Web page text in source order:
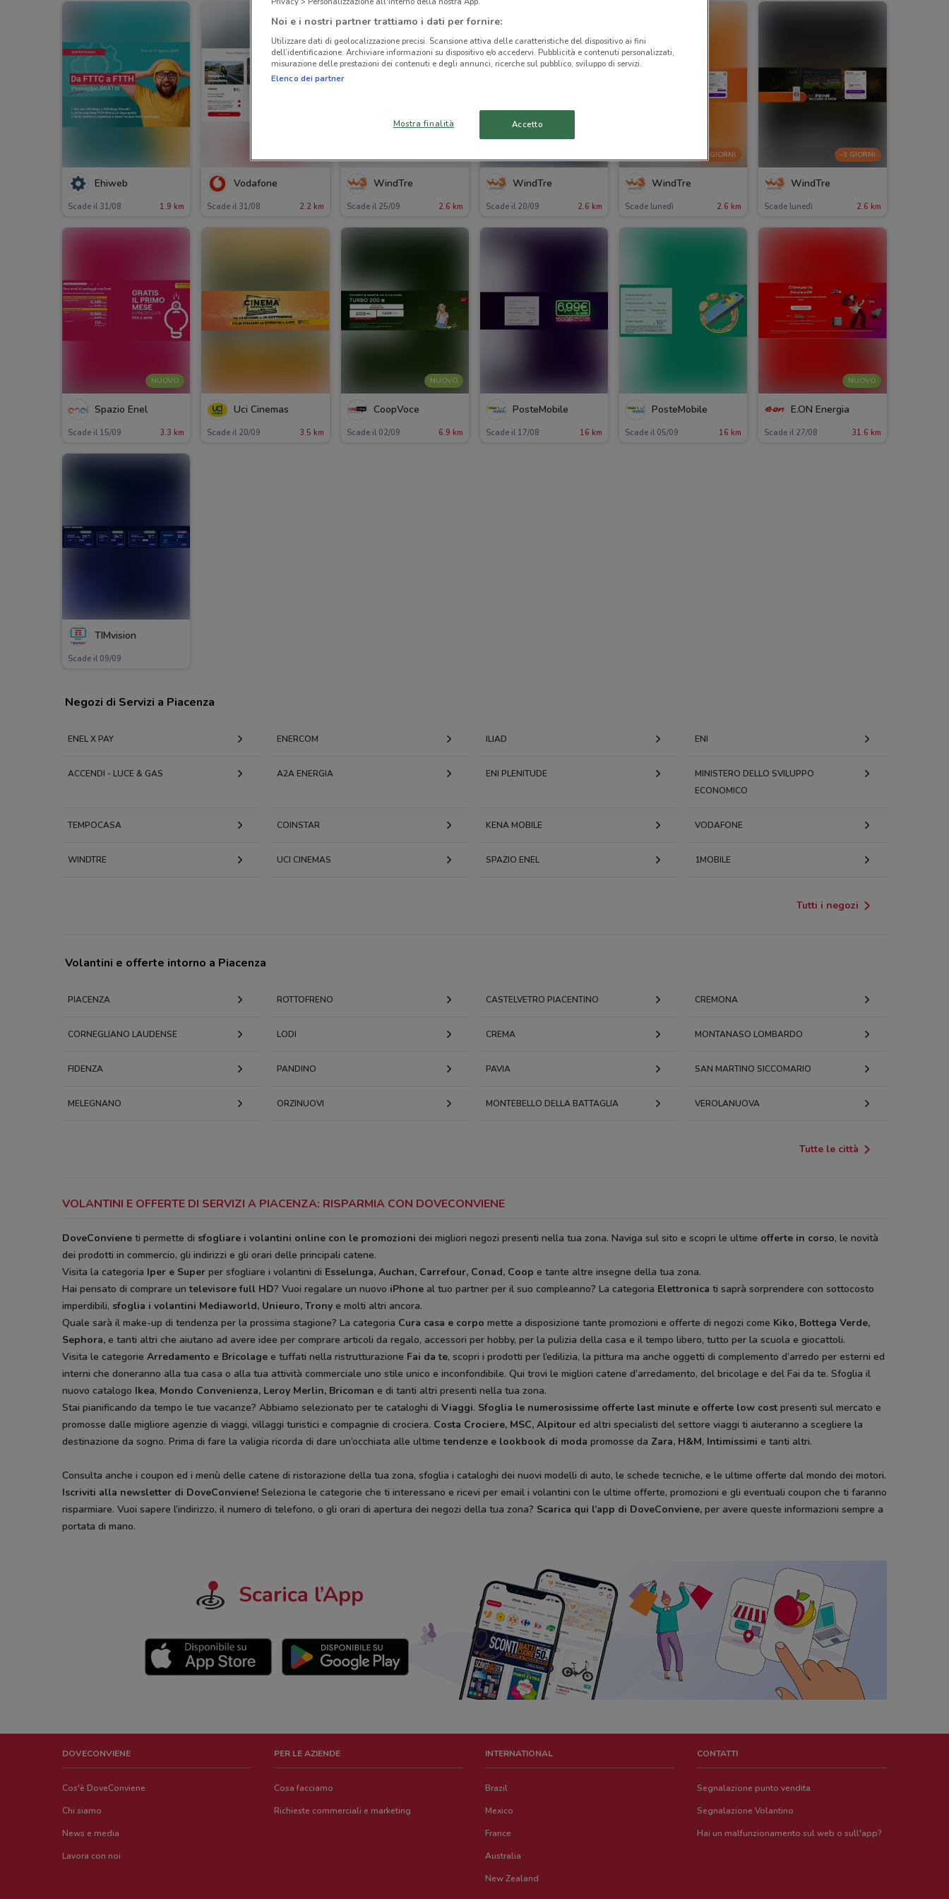
Ehiweb
Scade il 31/08 1.9 km
Vodafone
Scade il 31/08 2.2 km
WindTre
Scade il 25/09 2.6 km
WindTre
Scade il 20/09 2.6 km
-3 GIORNI
WindTre
Scade lunedì 2.6 km
-3 GIORNI
WindTre
Scade lunedì 2.6 km
NUOVO
Spazio Enel
Scade il 15/09 3.3 km
Uci Cinemas
Scade il 20/09 3.5 km
NUOVO
CoopVoce
Scade il 02/09 6.9 km
PosteMobile
Scade il 17/08 16 km
PosteMobile
Scade il 05/09 16 km
NUOVO
E.ON Energia
Scade il 27/08 31.6 km
TIMvision
Scade il 09/09
Negozi di Servizi a Piacenza
ENEL X PAY ENERCOM ILIAD ENI
ACCENDI - LUCE & GAS A2A ENERGIA ENI PLENITUDE
MINISTERO DELLO SVILUPPO
ECONOMICO
TEMPOCASA COINSTAR KENA MOBILE VODAFONE
WINDTRE UCI CINEMAS SPAZIO ENEL 1MOBILE
Tutti i negozi
Volantini e offerte intorno a Piacenza
PIACENZA ROTTOFRENO CASTELVETRO PIACENTINO CREMONA
CORNEGLIANO LAUDENSE LODI CREMA MONTANASO LOMBARDO
FIDENZA PANDINO PAVIA SAN MARTINO SICCOMARIO
MELEGNANO ORZINUOVI MONTEBELLO DELLA BATTAGLIA VEROLANUOVA
Tutte le città
VOLANTINI E OFFERTE DI SERVIZI A PIACENZA: RISPARMIA CON DOVECONVIENE
DoveConviene ti permette di sfogliare i volantini online con le promozioni dei migliori negozi presenti nella tua zona. Naviga sul sito e scopri le ultime offerte in corso, le novità
dei prodotti in commercio, gli indirizzi e gli orari delle principali catene.
Visita la categoria Iper e Super per sfogliare i volantini di Esselunga, Auchan, Carrefour, Conad, Coop e tante altre insegne della tua zona.
Hai pensato di comprare untelevisore full HD? Vuoi regalare un nuovo iPhone al tuo partner per il suo compleanno? La categoria Elettronica ti saprà sorprendere con sottocosto
imperdibili, sfoglia i volantini Mediaworld, Unieuro, Trony e molti altri ancora.
Quale sarà il make-up di tendenza per la prossima stagione? La categoria Cura casa e corpo mette a disposizione tante promozioni e offerte di negozi come Kiko, Bottega Verde,
Sephora, e tanti altri che aiutano ad avere idee per comprare articoli da regalo, accessori per hobby, per la pulizia della casa e il tempo libero, tutto per la scuola e giocattoli.
Visita le categorie Arredamento e Bricolage e tuffati nella ristrutturazione Fai da te, scopri i prodotti per l’edilizia, la pittura ma anche oggetti di complemento d’arredo per esterni ed
interni che doneranno alla tua casa o alla tua attività commerciale uno stile unico e inconfondibile. Qui trovi le migliori catene d’arredamento, del bricolage e del Fai da te. Sfoglia il
nuovo catalogo Ikea, Mondo Convenienza, Leroy Merlin, Bricoman e di tanti altri presenti nella tua zona.
Stai pianificando da tempo le tue vacanze? Abbiamo selezionato per te cataloghi di Viaggi. Sfoglia le numerosissime offerte last minute e offerte low cost presenti sul mercato e
promosse dalle migliore agenzie di viaggi, villaggi turistici e compagnie di crociera. Costa Crociere, MSC, Alpitour ed altri specialisti del settore viaggi ti aiuteranno a scegliere la
destinazione da sogno. Prima di fare la valigia ricorda di dare un’occhiata alle ultimetendenze e lookbook di moda promosse da Zara, H&M, Intimissimi e tanti altri.
Consulta anche i coupon ed i menù delle catene di ristorazione della tua zona, sfoglia i cataloghi dei nuovi modelli di auto, le schede tecniche, e le ultime offerte dal mondo dei motori.
Iscriviti alla newsletter di DoveConviene! Seleziona le categorie che ti interessano e ricevi per email i volantini con le ultime offerte, promozioni e gli eventuali coupon che ti faranno
risparmiare. Vuoi sapere l’indirizzo, il numero di telefono, o gli orari di apertura dei negozi della tua zona? Scarica qui l’app di DoveConviene, per avere queste informazioni sempre a
portata di mano.
Scarica l’App
DOVECONVIENE
Cos'è DoveConviene
Chi siamo
News e media
Lavora con noi
PER LE AZIENDE
Cosa facciamo
Richieste commerciali e marketing
INTERNATIONAL
Brazil
Mexico
France
Australia
New Zealand
CONTATTI
Segnalazione punto vendita
Segnalazione Volantino
Hai un malfunzionamento sul web o sull'app?
Noi e i nostri partner trattiamo i dati per fornire:
Utilizzare dati di geolocalizzazione precisi. Scansione attiva delle caratteristiche del dispositivo ai fini
dell’identificazione. Archiviare informazioni su dispositivo e/o accedervi. Pubblicità e contenuti personalizzati,
misurazione delle prestazioni dei contenuti e degli annunci, ricerche sul pubblico, sviluppo di servizi.
Elenco dei partner
Mostra finalità Accetto